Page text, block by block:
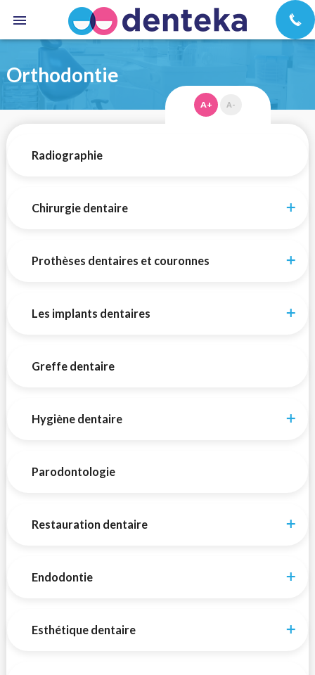
Orthodontie
A+ A-
Radiographie
Chirurgie dentaire
Prothèses dentaires et couronnes
Les implants dentaires
Greffe dentaire
Hygiène dentaire
Parodontologie
Restauration dentaire
Endodontie
Esthétique dentaire